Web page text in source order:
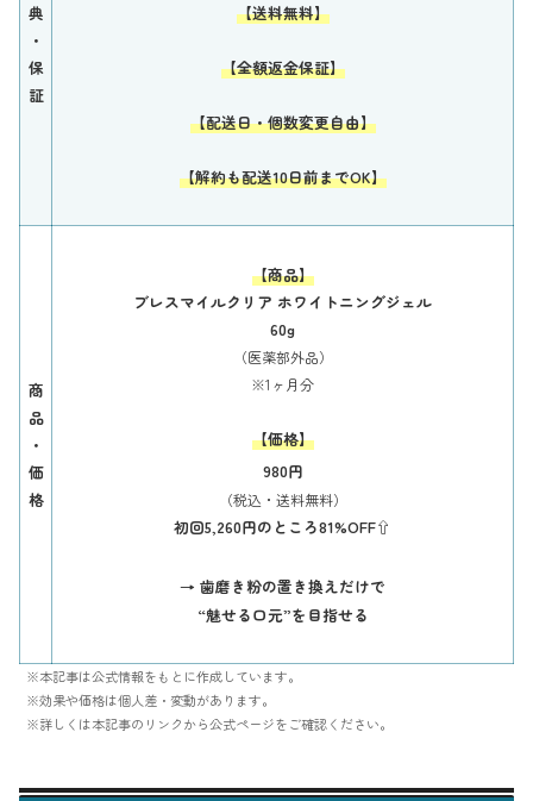
典
・
保
証
【送料無料】
【全額返金保証】
【配送日・個数変更自由】
【解約も配送10日前までOK】
商
品
・
価
格
【商品】
ブレスマイルクリア ホワイトニングジェル
60g
（医薬部外品）
※1ヶ月分
【価格】
980円
（税込・送料無料）
初回5,260円のところ81%OFF⇧
→ 歯磨き粉の置き換えだけで
“魅せる口元”を目指せる
※本記事は公式情報をもとに作成しています。
※効果や価格は個人差・変動があります。
※詳しくは本記事のリンクから公式ページをご確認ください。